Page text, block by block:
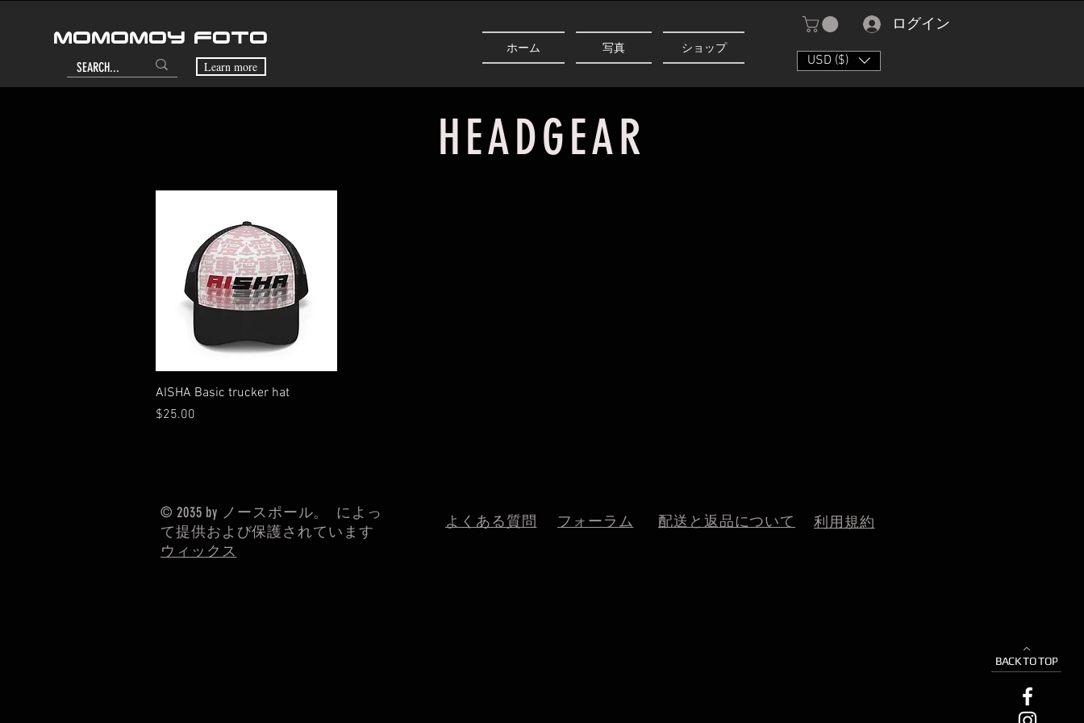
MOMOMOY FOTO
Learn more
ホーム 写真 ショップ
ログイン
USD ($)
HEADGEAR
クイックビュー
AISHA Basic trucker hat
価格
$25.00
BACK TO TOP
© 2035 by ノースポール。 によっ
て提供および保護されています
ウィックス
よくある質問 フォーラム 配送と返品について 利用規約